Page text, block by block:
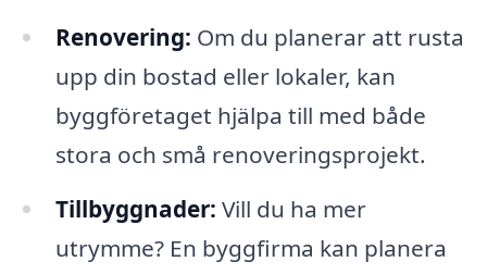
Renovering: Om du planerar att rusta
upp din bostad eller lokaler, kan
byggföretaget hjälpa till med både
stora och små renoveringsprojekt.
Tillbyggnader: Vill du ha mer
utrymme? En byggfirma kan planera